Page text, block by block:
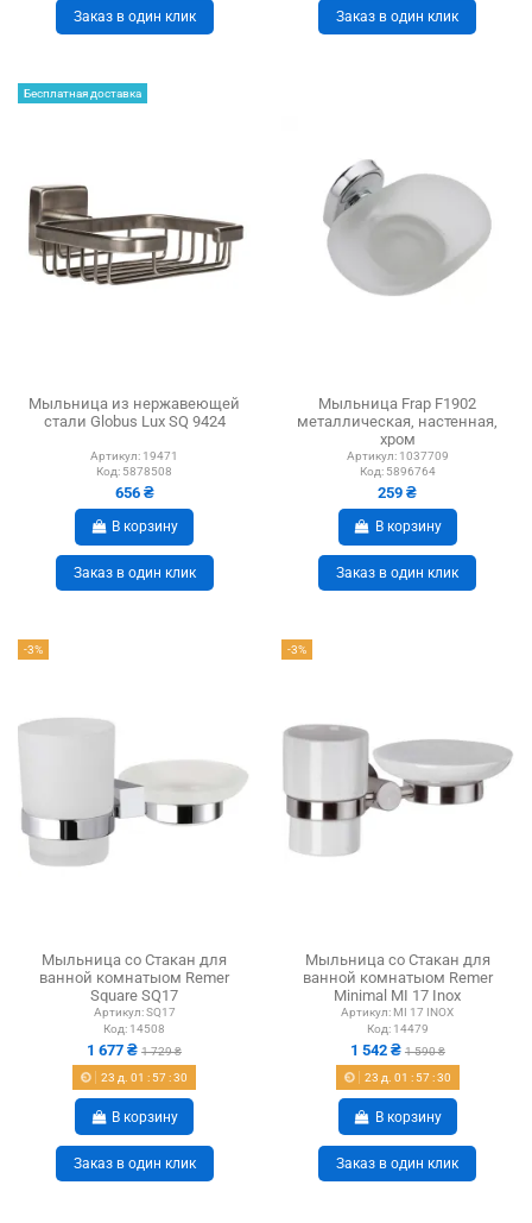
Заказ в один клик Заказ в один клик
Бесплатная доставка
Мыльница из нержавеющей
стали Globus Lux SQ 9424
Артикул: 19471
Код: 5878508
656 ₴
В корзину
Заказ в один клик
Мыльница Frap F1902
металлическая, настенная,
хром
Артикул: 1037709
Код: 5896764
259 ₴
В корзину
Заказ в один клик
-3%
Мыльница со Стакан для
ванной комнатыом Remer
Square SQ17
Артикул: SQ17
Код: 14508
1 677 ₴1 729 ₴
23 д. 01 : 57:29
В корзину
Заказ в один клик
-3%
Мыльница со Стакан для
ванной комнатыом Remer
Minimal MI 17 Inox
Артикул: MI 17 INOX
Код: 14479
1 542 ₴ 1 590 ₴
23 д. 01 : 57:29
В корзину
Заказ в один клик